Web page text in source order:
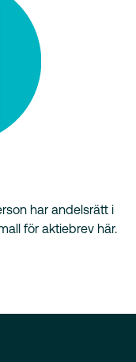
har andelsrätt i
för aktiebrev här.